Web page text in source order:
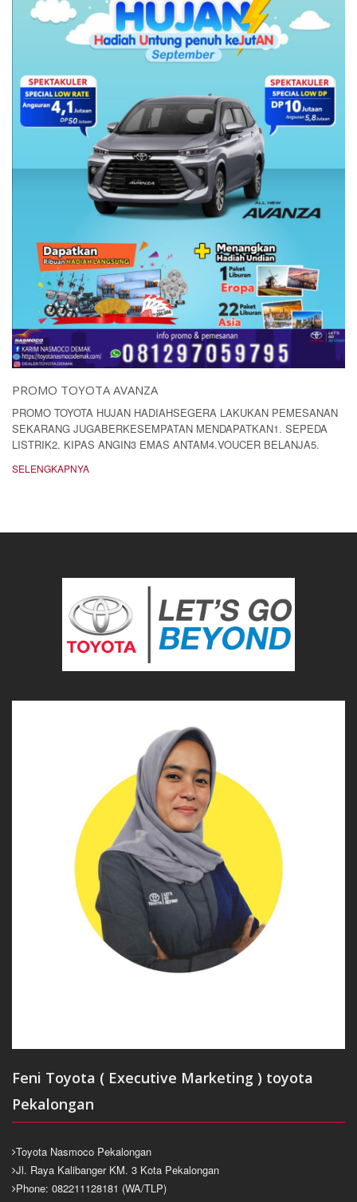
PROMO TOYOTA AVANZA
PROMO TOYOTA HUJAN HADIAHSEGERA LAKUKAN PEMESANAN
SEKARANG JUGABERKESEMPATAN MENDAPATKAN1. SEPEDA
LISTRIK2. KIPAS ANGIN3 EMAS ANTAM4.VOUCER BELANJA5.
SELENGKAPNYA
Feni Toyota ( Executive Marketing ) toyota
Pekalongan
Toyota Nasmoco Pekalongan
Jl. Raya Kalibanger KM. 3 Kota Pekalongan
Phone: 082211128181 (WA/TLP)